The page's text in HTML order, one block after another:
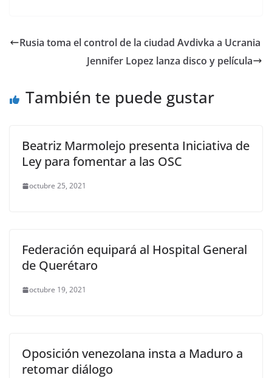
e
o
er l s
A
p
y
Li
k
gr
a
e
Rusia toma el control de la ciudad Avdivka a Ucrania
Jennifer Lopez lanza disco y película
También te puede gustar
Beatriz Marmolejo presenta Iniciativa de
Ley para fomentar a las OSC
octubre 25, 2021
Federación equipará al Hospital General
de Querétaro
octubre 19, 2021
Oposición venezolana insta a Maduro a
retomar diálogo